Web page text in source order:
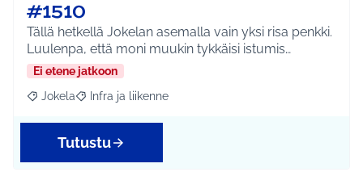
#1510
Tällä hetkellä Jokelan asemalla vain yksi risa penkki.
Luulenpa, että moni muukin tykkäisi istumis…
Ei etene jatkoon
Rajaa tulokset aihepiirin mukaan: Jokela
Jokela Rajaa tulokset teeman mukaan: Infra ja liikenne
Infra ja liikenne
Tutustu